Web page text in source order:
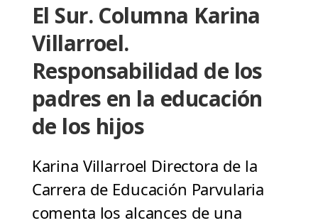
El Sur. Columna Karina
Villarroel.
Responsabilidad de los
padres en la educación
de los hijos
Karina Villarroel Directora de la
Carrera de Educación Parvularia
comenta los alcances de una